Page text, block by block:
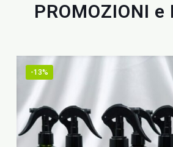
PROMOZIONI e
-13%